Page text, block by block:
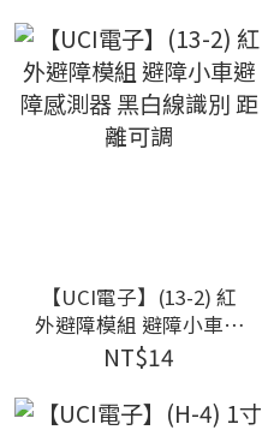
【UCI電子】(13-2) 紅
外避障模組 避障小車避
障感測器 黑白線識別
NT$14